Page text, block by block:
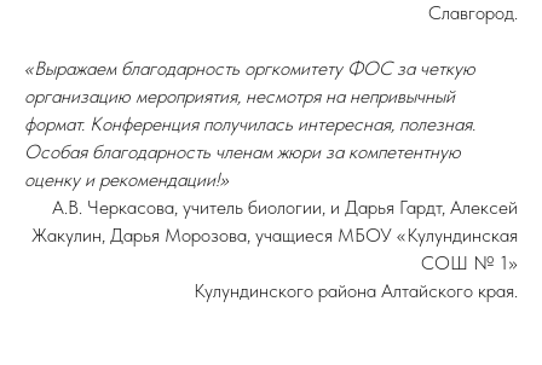
Славгород.
«Выражаем благодарность оргкомитету ФОС за четкую
организацию мероприятия, несмотря на непривычный
формат. Конференция получилась интересная, полезная.
Особая благодарность членам жюри за компетентную
оценку и рекомендации!»
А.В. Черкасова, учитель биологии, и Дарья Гардт, Алексей
Жакулин, Дарья Морозова, учащиеся МБОУ «Кулундинская
СОШ № 1»
Кулундинского района Алтайского края.